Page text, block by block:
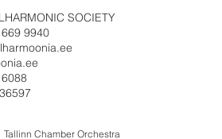
SOCIETY
9940
Tallinn Chamber Orchestra